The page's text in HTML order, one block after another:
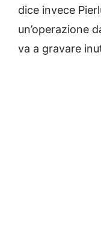
dice invece
un’operazione
va a gravare